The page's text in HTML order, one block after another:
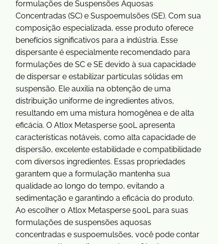
formulações de Suspensões Aquosas
Concentradas (SC) e Suspoemulsões (SE). Com sua
composição especializada, esse produto oferece
benefícios significativos para a indústria. Esse
dispersante é especialmente recomendado para
formulações de SC e SE devido à sua capacidade
de dispersar e estabilizar partículas sólidas em
suspensão. Ele auxilia na obtenção de uma
distribuição uniforme de ingredientes ativos,
resultando em uma mistura homogênea e de alta
eficácia. O Atlox Metasperse 500L apresenta
características notáveis, como alta capacidade de
dispersão, excelente estabilidade e compatibilidade
com diversos ingredientes. Essas propriedades
garantem que a formulação mantenha sua
qualidade ao longo do tempo, evitando a
sedimentação e garantindo a eficácia do produto.
Ao escolher o Atlox Metasperse 500L para suas
formulações de suspensões aquosas
concentradas e suspoemulsões, você pode contar